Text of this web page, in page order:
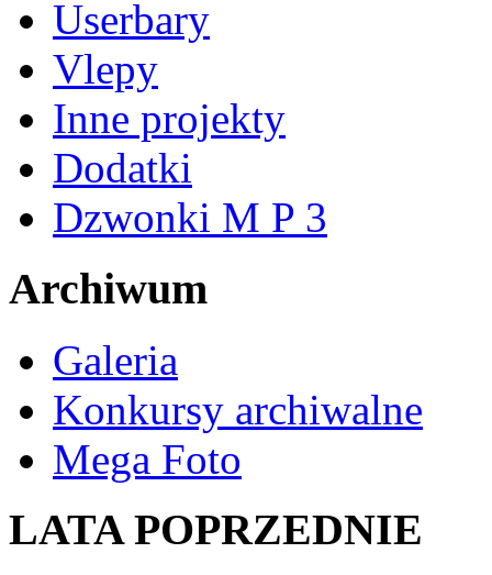
Userbary
Vlepy
Inne projekty
Dodatki
Dzwonki M P 3
Archiwum
Galeria
Konkursy archiwalne
Mega Foto
LATA POPRZEDNIE